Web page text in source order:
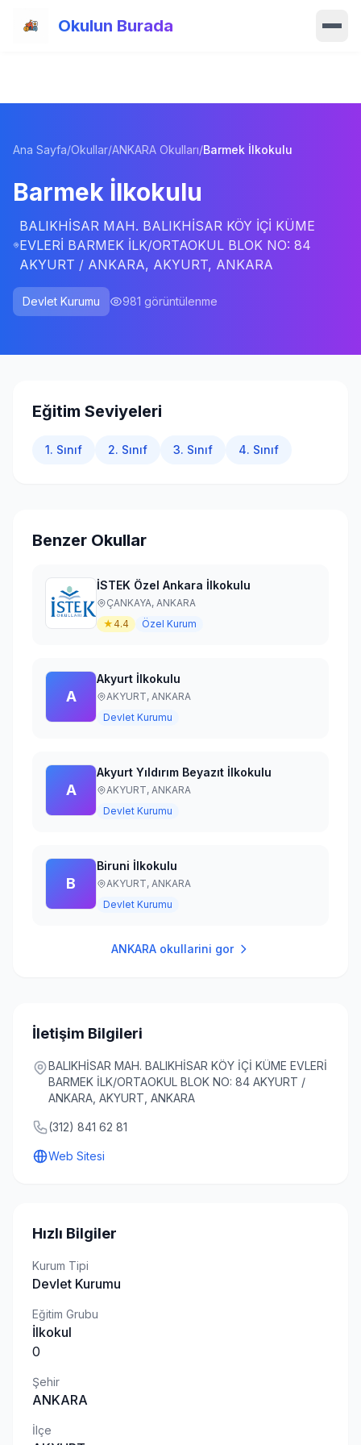
Okulun Burada
Okullar
Haberler
Blog
Ana Sayfa/Okullar/ANKARA Okulları/Barmek İlkokulu
Barmek İlkokulu
BALIKHİSAR MAH. BALIKHİSAR KÖY İÇİ KÜME
EVLERİ BARMEK İLK/ORTAOKUL BLOK NO: 84
AKYURT / ANKARA, AKYURT, ANKARA
Devlet Kurumu 981 görüntülenme
Eğitim Seviyeleri
1. Sınıf 2. Sınıf 3. Sınıf 4. Sınıf
Benzer Okullar
İSTEK Özel Ankara İlkokulu
ÇANKAYA, ANKARA
★4.4 Özel Kurum
A
Akyurt İlkokulu
AKYURT, ANKARA
Devlet Kurumu
A
Akyurt Yıldırım Beyazıt İlkokulu
AKYURT, ANKARA
Devlet Kurumu
B
Biruni İlkokulu
AKYURT, ANKARA
Devlet Kurumu
ANKARA okullarini gor
İletişim Bilgileri
BALIKHİSAR MAH. BALIKHİSAR KÖY İÇİ KÜME EVLERİ
BARMEK İLK/ORTAOKUL BLOK NO: 84 AKYURT /
ANKARA, AKYURT, ANKARA
(312) 841 62 81
Web Sitesi
Hızlı Bilgiler
Kurum Tipi
Devlet Kurumu
Eğitim Grubu
İlkokul
0
Şehir
ANKARA
İlçe